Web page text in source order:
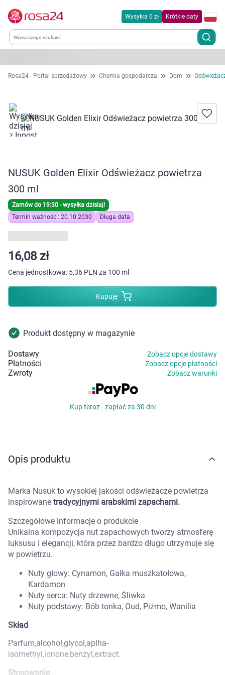
Korzystamy z plików cookies w celu
Wysyłka 0 zł Krótkie daty
Kategorie
Dla zwierząt
Zdrowie
Kobieta w ciąży i mama
Dziecko
Higiena
Kosmetyki
Mężczyzna
Zdrowy styl życia
Zabawki
Marki
Rosa24 - Portal sprzedażowy Chemia gospodarcza Dom
NUSUK Golden Elixir Odświeżacz powietrza
300 ml
Zamów do 19:30 - wysyłka dzisiaj!
Termin ważności: 20.10.2030
Długa data
16,08 zł
Cena jednostkowa: 5,36 PLN za 100 ml
Kupuję
Produkt dostępny w magazynie
Dostawy Zobacz opcje dostawy
Płatności Zobacz opcje płatności
Zwroty Zobacz warunki
Kup teraz - zapłać za 30 dni
Opis produktu
Marka Nusuk to wysokiej jakości odświeżacze powietrza
inspirowane tradycyjnymi arabskimi zapachami.
Szczegółowe informacje o produkcie
Unikalna kompozycja nut zapachowych tworzy atmosferę
luksusu i elegancji, która przez bardzo długo utrzymuje się
w powietrzu.
Nuty głowy: Cynamon, Gałka muszkatołowa,
Kardamon
Nuty serca: Nuty drzewne, Śliwka
Nuty podstawy: Bób tonka, Oud, Piżmo, Wanilia
Skład
Parfum,alcohol,glycol,aplha-
isomethyl,ionone,benzyl,extract.
Stosowanie